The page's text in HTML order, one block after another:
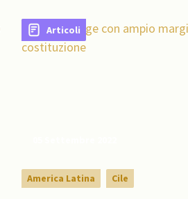
Articoli
America Latina Cile